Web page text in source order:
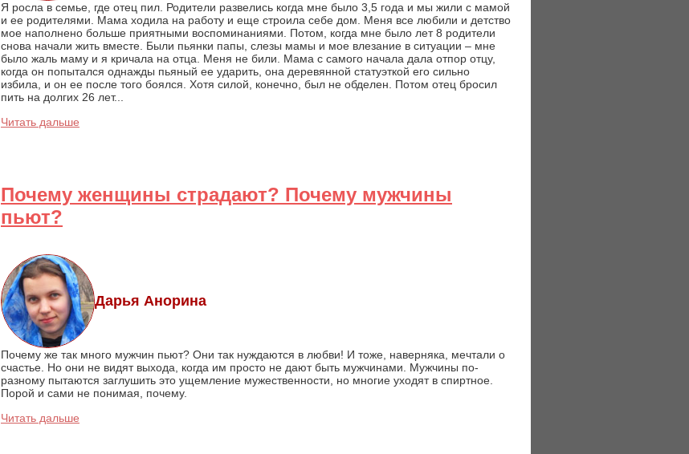
Я росла в семье, где отец пил. Родители развелись когда мне было 3,5 года и мы жили с мамой
и ее родителями. Мама ходила на работу и еще строила себе дом. Меня все любили и детство
мое наполнено больше приятными воспоминаниями. Потом, когда мне было лет 8 родители
снова начали жить вместе. Были пьянки папы, слезы мамы и мое влезание в ситуации – мне
было жаль маму и я кричала на отца. Меня не били. Мама с самого начала дала отпор отцу,
когда он попытался однажды пьяный ее ударить, она деревянной статуэткой его сильно
избила, и он ее после того боялся. Хотя силой, конечно, был не обделен. Потом отец бросил
пить на долгих 26 лет...
Читать дальше
Почему женщины страдают? Почему мужчины
пьют?
Дарья Анорина
Почему же так много мужчин пьют? Они так нуждаются в любви! И тоже, наверняка, мечтали о
счастье. Но они не видят выхода, когда им просто не дают быть мужчинами. Мужчины по-
разному пытаются заглушить это ущемление мужественности, но многие уходят в спиртное.
Порой и сами не понимая, почему.
Читать дальше